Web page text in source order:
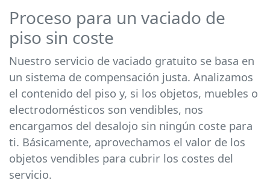
Proceso para un vaciado de
piso sin coste
Nuestro servicio de vaciado gratuito se basa en
un sistema de compensación justa. Analizamos
el contenido del piso y, si los objetos, muebles o
electrodomésticos son vendibles, nos
encargamos del desalojo sin ningún coste para
ti. Básicamente, aprovechamos el valor de los
objetos vendibles para cubrir los costes del
servicio.